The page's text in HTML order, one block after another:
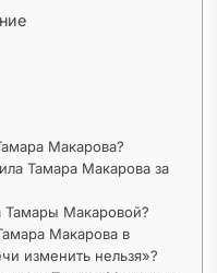
Макарова?
Тамара Макарова за
Тамары Макаровой?
Макарова в
изменить нельзя»?